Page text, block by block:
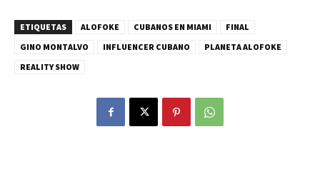
ETIQUETAS ALOFOKE CUBANOS EN MIAMI
FINAL
GINO MONTALVO
INFLUENCER CUBANO
PLANETA ALOFOKE
REALITY SHOW